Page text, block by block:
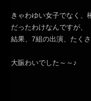
きゃわゆい女子でなく、
だったわけなんですが、
結果、7組の出演、たく
大賑わいでした～～♪